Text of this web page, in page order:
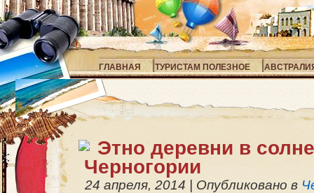
ГЛАВНАЯ ТУРИСТАМ ПОЛЕЗНОЕ
Этно деревни в
Черногории
24 апреля, 2014 Опубликовано в